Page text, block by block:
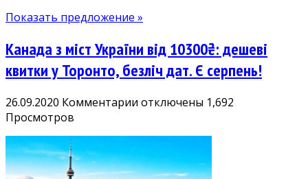
Показать предложение »
Канада з міст України від 10300₴: дешеві
квитки у Торонто, безліч дат. Є серпень!
26.09.2020 Комментарии к
міст
отключены 1,692
Просмотров